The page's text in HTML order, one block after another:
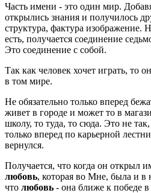
Часть имени - это один мир.
открылись знания и получилось
структура, фактура изображение.
есть, получается соединение
Это соединение с собой.
Так как человек хочет играть, то
в том мире.
Не обязательно только вперед
живет в городе и может то в
школу, то туда, то сюда. Это не
только вперед по карьерной
вернулся.
Получается, что когда он открыл
любовь, которая во Мне, была и в
что любовь - она ближе к победе